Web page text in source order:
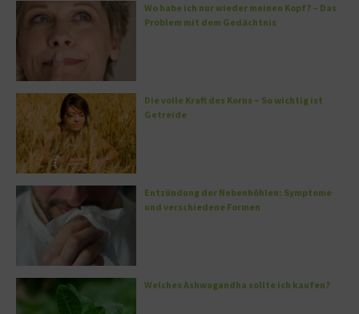
Wo habe ich nur wieder meinen Kopf? – Das
Problem mit dem Gedächtnis
Die volle Kraft des Korns – So wichtig ist
Getreide
Entzündung der Nebenhöhlen: Symptome
und verschiedene Formen
Welches Ashwagandha sollte ich kaufen?